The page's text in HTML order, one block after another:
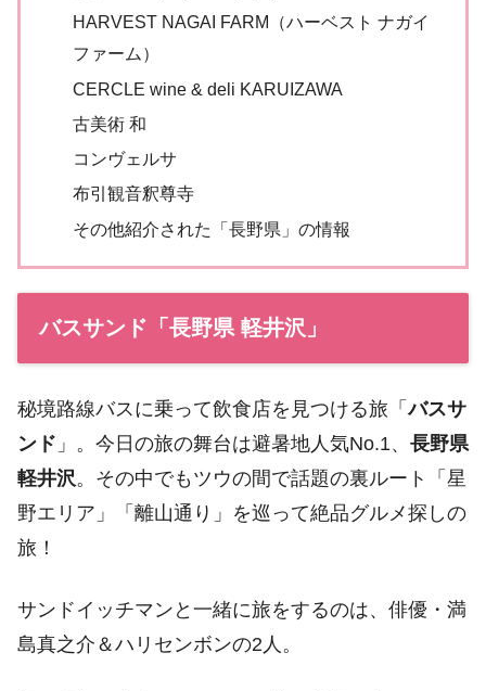
HARVEST NAGAI FARM（ハーベスト ナガイ
ファーム）
CERCLE wine & deli KARUIZAWA
古美術 和
コンヴェルサ
布引観音釈尊寺
その他紹介された「長野県」の情報
バスサンド「長野県 軽井沢」
秘境路線バスに乗って飲食店を見つける旅「バスサ
ンド 」。今日の旅の舞台は避暑地人気No.1、 長野県
軽井沢 。その中でもツウの間で話題の裏ルート「星
野エリア」「離山通り」を巡って絶品グルメ探しの
旅！
サンドイッチマンと一緒に旅をするのは、俳優・満
島真之介＆ハリセンボンの2人。